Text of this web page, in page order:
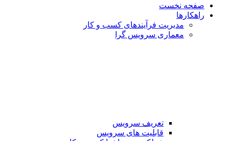
صفحه نخست
راهکارها
مدیریت فرآیندهای کسب و کار
معماری سرویس گرا
تعریف سرویس
قابلیت های سرویس